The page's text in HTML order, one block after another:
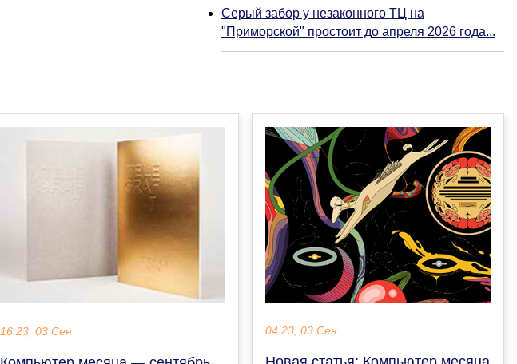
Серый забор у незаконного ТЦ на
"Приморской" простоит до апреля 2026 года...
16:23, 03 Сен 04:23, 03 Сен